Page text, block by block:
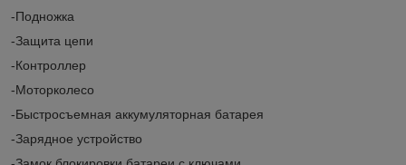
-Подножка
-Защита цепи
-Контроллер
-Моторколесо
-Быстросъемная аккумуляторная батарея
-Зарядное устройство